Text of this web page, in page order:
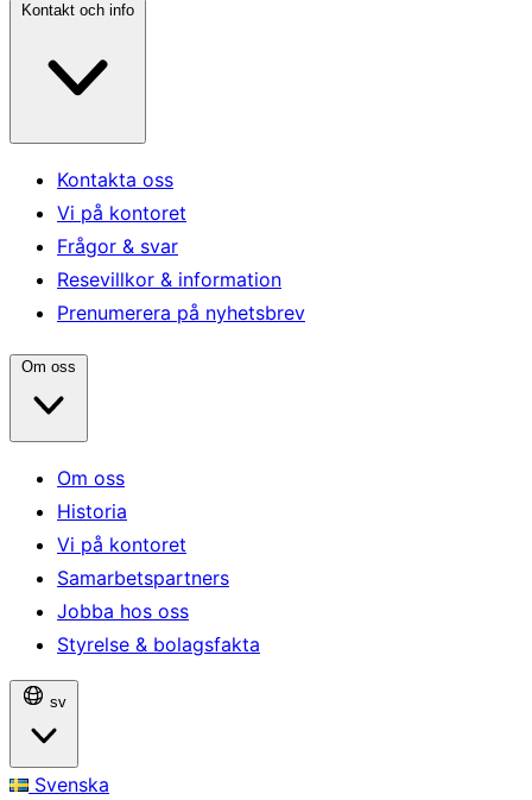
Kontakt och info
Kontakta oss
Vi på kontoret
Frågor & svar
Resevillkor & information
Prenumerera på nyhetsbrev
Om oss
Om oss
Historia
Vi på kontoret
Samarbetspartners
Jobba hos oss
Styrelse & bolagsfakta
sv
Svenska